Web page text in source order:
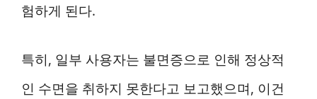
험하게 된다.
특히, 일부 사용자는 불면증으로 인해 정상적
인 수면을 취하지 못한다고 보고했으며, 이건